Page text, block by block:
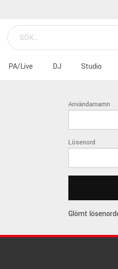
PA/Live DJ Studio
Användarnamn
Lösenord
Glömt